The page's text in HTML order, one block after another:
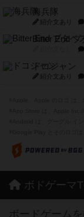
Bitter End ブ
紹介文なし
ドコジャン
紹介文あり
※Apple、Apple のロゴ は
※App Store は、Apple Inc.
ボドゲーマ
ボードゲームを
ボードゲームの